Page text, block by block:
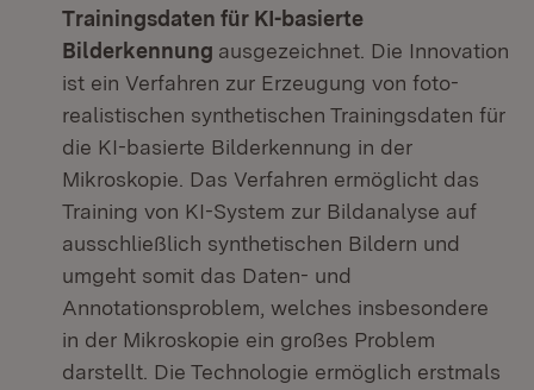
Trainingsdaten für KI-basierte
Bilderkennung ausgezeichnet. Die Innovation
ist ein Verfahren zur Erzeugung von foto-
realistischen synthetischen Trainingsdaten für
die KI-basierte Bilderkennung in der
Mikroskopie. Das Verfahren ermöglicht das
Training von KI-System zur Bildanalyse auf
ausschließlich synthetischen Bildern und
umgeht somit das Daten- und
Annotationsproblem, welches insbesondere
in der Mikroskopie ein großes Problem
darstellt. Die Technologie ermöglich erstmals